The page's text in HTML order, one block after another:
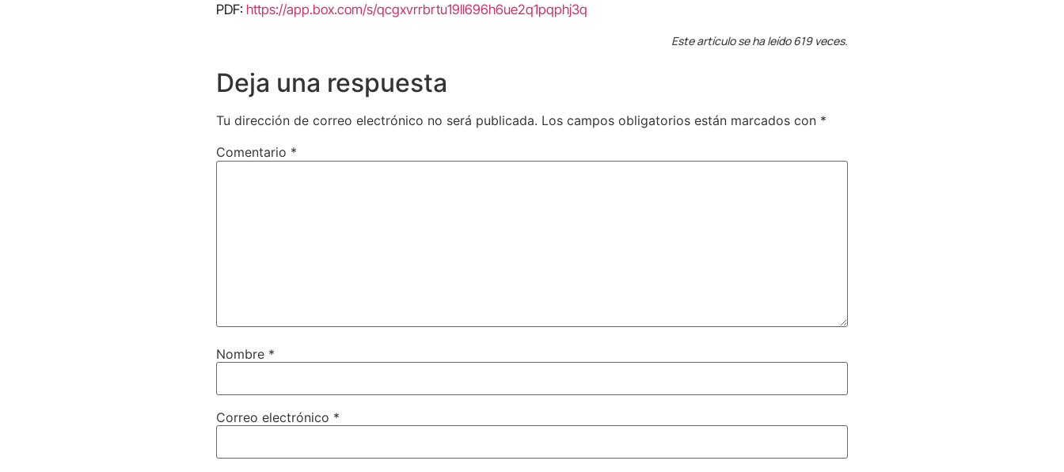
PDF: https://app.box.com/s/qcgxvrrbrtu19ll696h6ue2q1pqphj3q
Este artículo se ha leído 619 veces.
Deja una respuesta
Tu dirección de correo electrónico no será publicada. Los campos obligatorios están marcados con *
Comentario *
Nombre *
Correo electrónico *